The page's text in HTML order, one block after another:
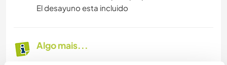
El desayuno esta incluido
Algo mais...